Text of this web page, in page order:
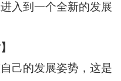
入到一个全新的发展
己的发展姿势，这是